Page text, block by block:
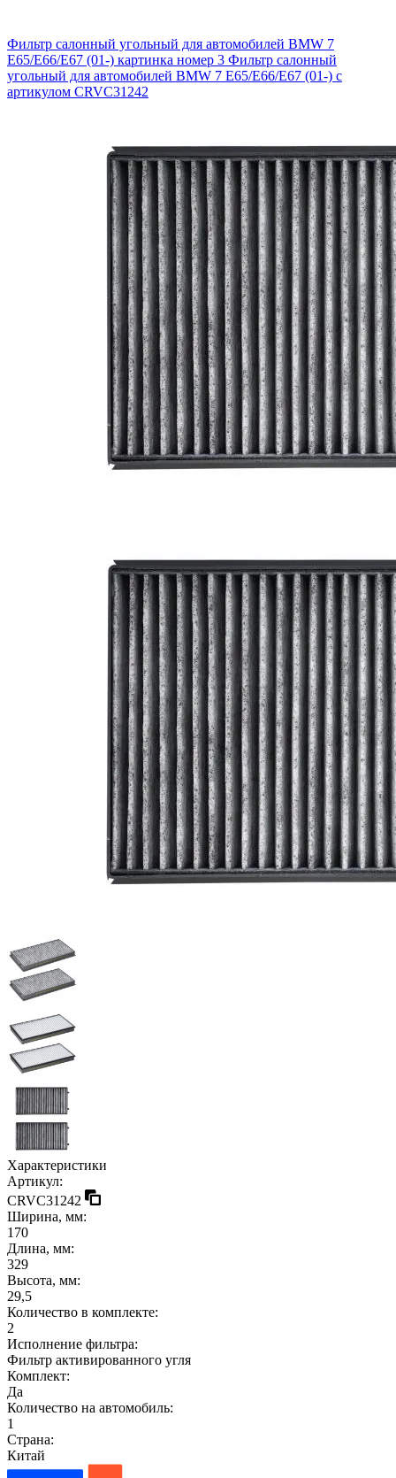
Фильтр салонный угольный для автомобилей BMW 7
E65/E66/E67 (01-) картинка номер 3 Фильтр салонный
угольный для автомобилей BMW 7 E65/E66/E67 (01-) с
артикулом CRVC31242
Характеристики
Артикул:
CRVC31242
Ширина, мм:
170
Длина, мм:
329
Высота, мм:
29,5
Количество в комплекте:
2
Исполнение фильтра:
Фильтр активированного угля
Комплект:
Да
Количество на автомобиль:
1
Страна:
Китай